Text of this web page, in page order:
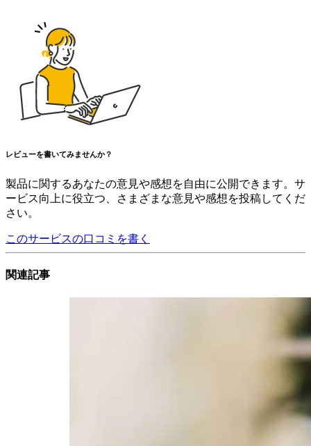
レビューを書いてみませんか？
製品に関するあなたの意見や感想を自由に公開できます。サ
ービス向上に役立つ、さまざまな意見や感想を投稿してくだ
さい。
このサービスの口コミを書く
関連記事